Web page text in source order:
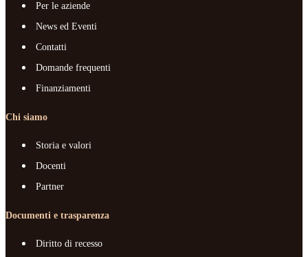
Per le aziende
News ed Eventi
Contatti
Domande frequenti
Finanziamenti
Chi siamo
Storia e valori
Docenti
Partner
Documenti e trasparenza
Diritto di recesso